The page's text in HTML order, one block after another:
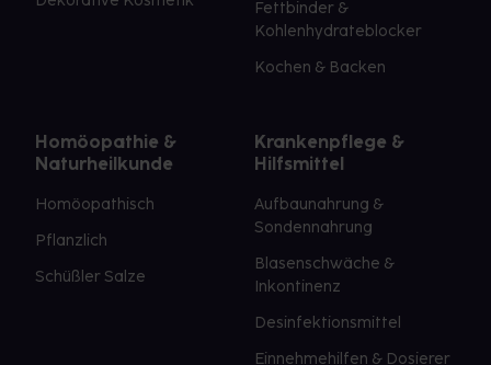
Fettbinder &
Kohlenhydrateblocker
Kochen & Backen
Homöopathie &
Naturheilkunde
Homöopathisch
Pflanzlich
Schüßler Salze
Krankenpflege &
Hilfsmittel
Aufbaunahrung &
Sondennahrung
Blasenschwäche &
Inkontinenz
Desinfektionsmittel
Einnehmehilfen & Dosierer